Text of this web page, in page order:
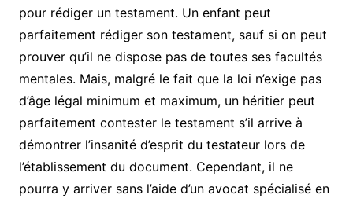
pour rédiger un testament. Un enfant peut
parfaitement rédiger son testament, sauf si on peut
prouver qu’il ne dispose pas de toutes ses facultés
mentales. Mais, malgré le fait que la loi n’exige pas
d’âge légal minimum et maximum, un héritier peut
parfaitement contester le testament s’il arrive à
démontrer l’insanité d’esprit du testateur lors de
l’établissement du document. Cependant, il ne
pourra y arriver sans l’aide d’un avocat spécialisé en